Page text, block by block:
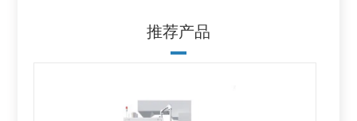
推荐产品